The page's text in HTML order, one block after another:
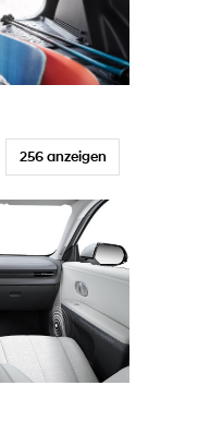
256 anzeigen